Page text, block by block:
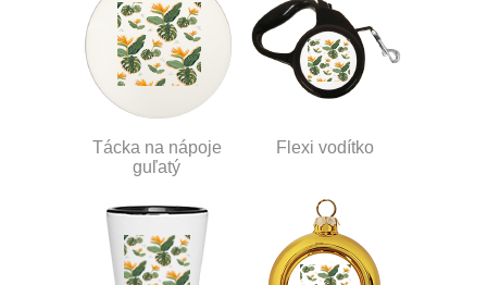
Tácka na nápoje
guľatý
Flexi vodítko